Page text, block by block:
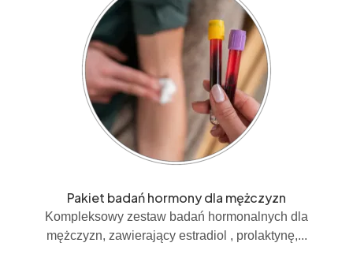
Pakiet badań hormony dla mężczyzn
Kompleksowy zestaw badań hormonalnych dla
mężczyzn, zawierający estradiol , prolaktynę,...